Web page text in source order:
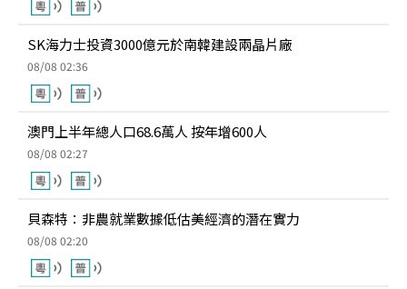
SK海力士投資3000億元於南韓建設兩晶片廠
08/08 02:36
澳門上半年總人口68.6萬人 按年增600人
08/08 02:27
貝森特：非農就業數據低估美經濟的潛在實力
08/08 02:20